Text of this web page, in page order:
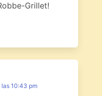
Grillet!
10:43 pm